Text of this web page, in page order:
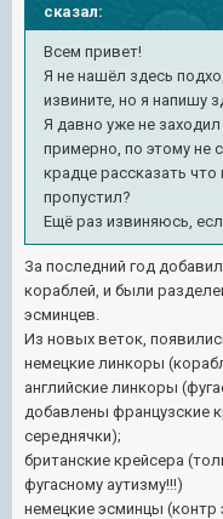
сказал:
Всем привет!
Я не нашёл здесь
извините, но я напишу
Я давно уже не
примерно, по этому не
крадце рассказать
пропустил?
Ещё раз извиняюсь,
За последний год
кораблей, и были
эсминцев.
Из новых веток,
немецкие линкоры
английские линкоры
добавлены французские
середнячки);
британские крейсера
фугасному аутизму!!!)
немецкие эсминцы